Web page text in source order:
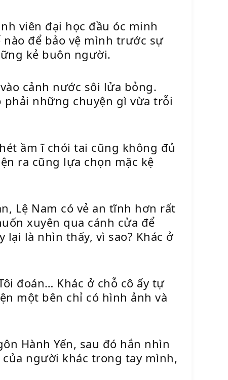
viên đại học đầu óc minh
để bảo vệ mình trước sự
kẻ buôn người.
cảnh nước sôi lửa bỏng.
phải những chuyện gì vừa trỗi
ầm ĩ chói tai cũng không đủ
ra cũng lựa chọn mặc kệ
Lệ Nam có vẻ an tĩnh hơn rất
xuyên qua cánh cửa để
là nhìn thấy, vì sao? Khác ở
đoán… Khác ở chỗ cô ấy tự
một bên chỉ có hình ảnh và
Hành Yến, sau đó hắn nhìn
người khác trong tay mình,